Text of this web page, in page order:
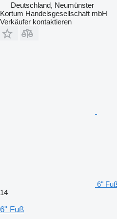
Deutschland, Neumünster
Kortum Handelsgesellschaft mbH
Verkäufer kontaktieren
6"
14
6" Fuß